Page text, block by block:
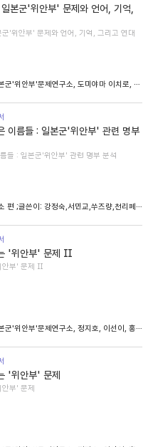
본군'위안부' 문제와 언어, 기억,
'위안부' 문제와 언어, 기억, 그리고 연대
한국여성인권진흥원, 일본군'위안부'문제연구소, 도미야마 이치로, 니콜라 헨리, 송혜림, 문지희, 임우경, 임경화, 심아정, 마치다 타카시, 정용숙, 헬렌 스캔런
이름들 : 일본군'위안부' 관련 명부
들 : 일본군'위안부' 관련 명부 분석
일본인'위안부'문제연구소 편 ;글쓴이: 강정숙,서민교,쑤즈량,천리페이,윤명숙,최종길,한혜인
'위안부' 문제 Ⅱ
안부' 문제 Ⅱ
한국여성인권진흥원, 일본군'위안부'문제연구소, 정지호, 이선이, 홍영미, 김승래
'위안부' 문제
부' 문제